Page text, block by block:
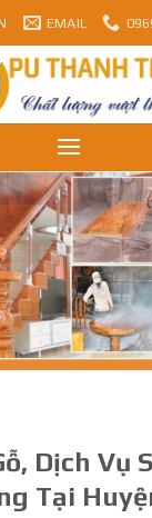
EMAIL
Dịch Vụ
Tại